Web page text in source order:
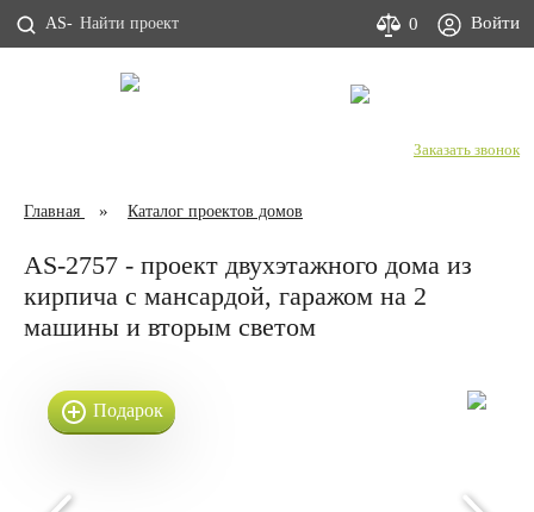
AS- 0 Войти
Заказать звонок
Главная Каталог проектов домов
AS-2757 - проект двухэтажного дома из
кирпича с мансардой, гаражом на 2
машины и вторым светом
Подарок